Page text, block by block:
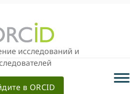
исследований и
в ORCID